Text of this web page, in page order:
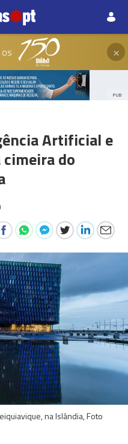
×
PUB
Artificial e
do
na Islândia, Foto